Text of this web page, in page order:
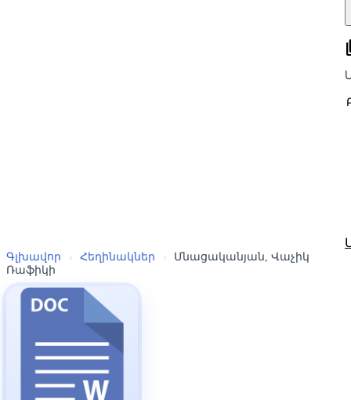
Գլխավոր › Հեղինակներ ›
Մնացականյան, Վաչիկ
Ռաֆիկի